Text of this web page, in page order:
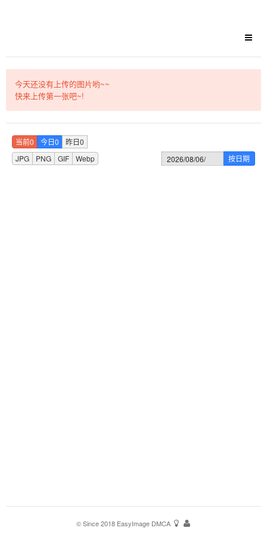
今天还没有上传的图片哟~~
快来上传第一张吧~!
当前0 今日0
昨日0
JPG
PNG GIF Webp 按日期
© Since 2018 EasyImage DMCA